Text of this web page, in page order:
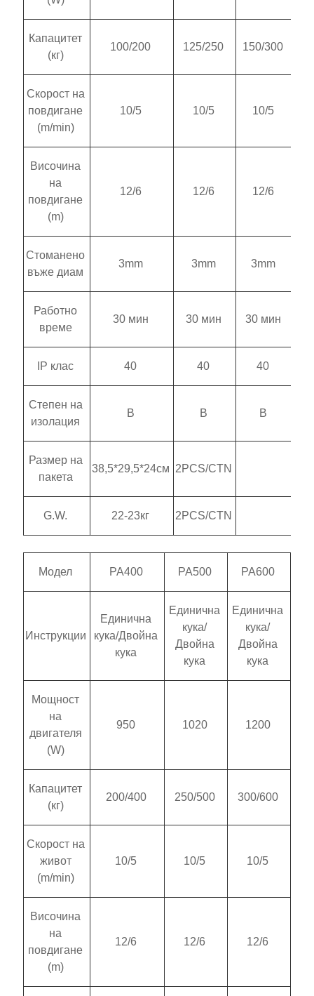
Капацитет
(кг)
100/200 125/250 150/300
Скорост на
повдигане
(m/min)
10/5 10/5 10/5
Височина
на
повдигане
(m)
12/6 12/6 12/6
Стоманено
въже диам
3mm 3mm 3mm
Работно
време
30 мин 30 мин 30 мин
IP клас 40 40 40
Степен на
изолация
B B B
Размер на
пакета
38,5*29,5*24см 2PCS/CTN
G.W. 22-23кг 2PCS/CTN
Модел PA400 PA500 PA600
Инструкции
Единична
кука/Двойна
кука
Единична
кука/
Двойна
кука
Единична
кука/
Двойна
кука
Мощност
на
двигателя
(W)
950 1020 1200
Капацитет
(кг)
200/400 250/500 300/600
Скорост на
живот
(m/min)
10/5 10/5 10/5
Височина
на
повдигане
(m)
12/6 12/6 12/6